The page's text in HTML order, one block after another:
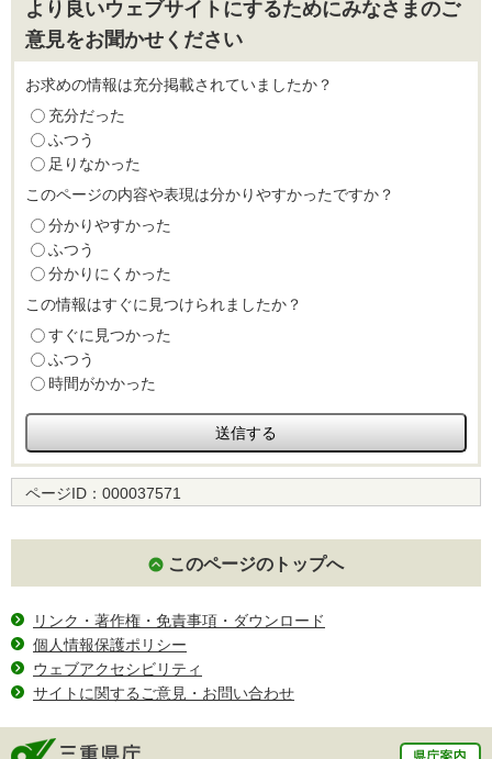
より良いウェブサイトにするためにみなさまのご
意見をお聞かせください
お求めの情報は充分掲載されていましたか？
充分だった
ふつう
足りなかった
このページの内容や表現は分かりやすかったですか？
分かりやすかった
ふつう
分かりにくかった
この情報はすぐに見つけられましたか？
すぐに見つかった
ふつう
時間がかかった
ページID： 000037571
このページのトップへ
リンク・著作権・免責事項・ダウンロード
個人情報保護ポリシー
ウェブアクセシビリティ
サイトに関するご意見・お問い合わせ